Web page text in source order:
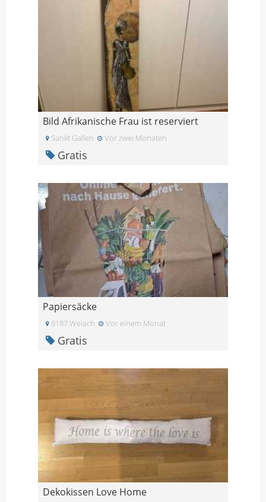
Bild Afrikanische Frau ist reserviert
Sankt Gallen Vor zwei Monaten
Gratis
Papiersäcke
8187 Weiach Vor einem Monat
Gratis
Dekokissen Love Home